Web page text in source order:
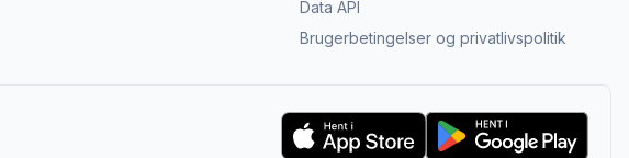
Data API
Brugerbetingelser og privatlivspolitik